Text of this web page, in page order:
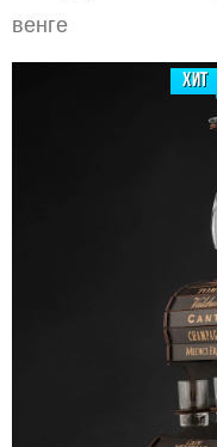
венге
ХИТ